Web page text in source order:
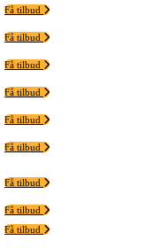
Få tilbud
Få tilbud
Få tilbud
Få tilbud
Få tilbud
Få tilbud
Få tilbud
Få tilbud
Få tilbud